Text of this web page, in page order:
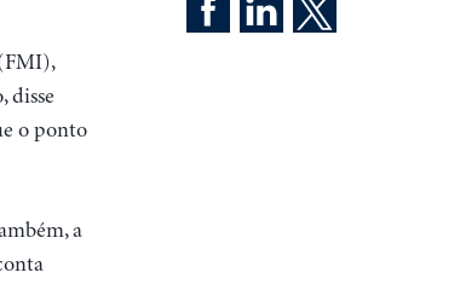
disse
o ponto
a